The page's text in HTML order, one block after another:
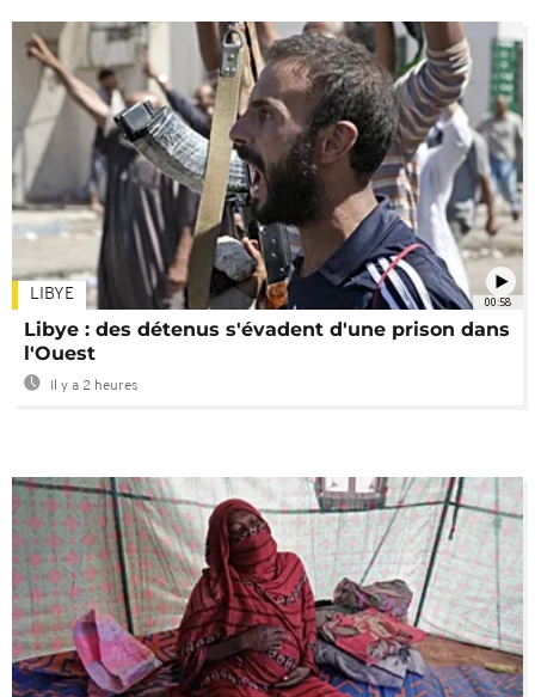
00:58
LIBYE
Libye : des détenus s'évadent d'une prison dans
l'Ouest
Il y a 2 heures